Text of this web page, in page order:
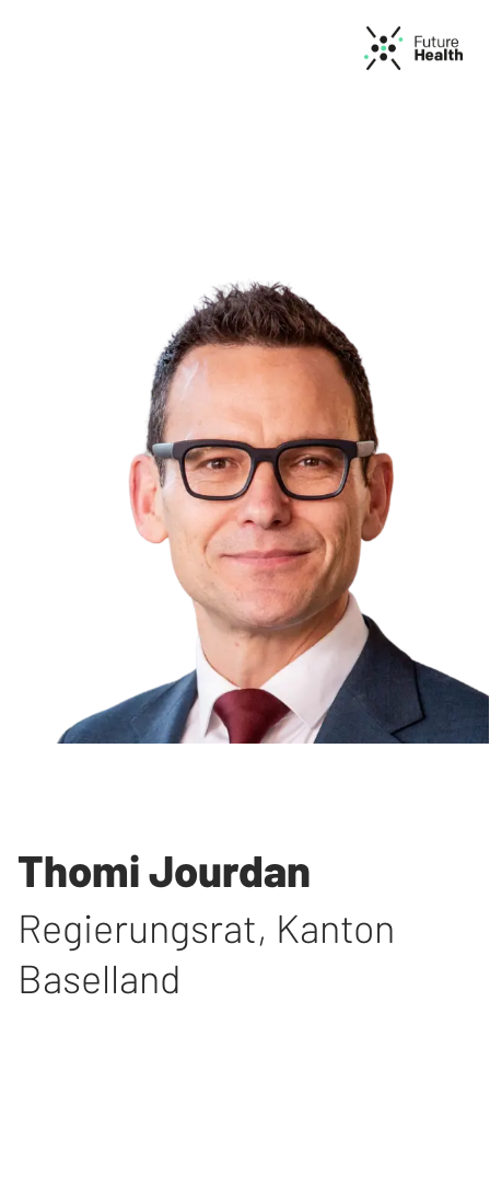
Thomi Jourdan
Regierungsrat, Kanton
Baselland